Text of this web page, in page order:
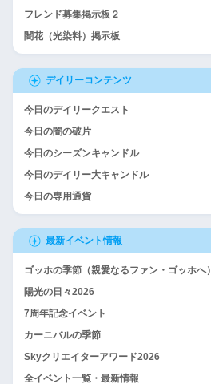
フレンド募集掲示板２
闇花（光染料）掲示板
デイリーコンテンツ
今日のデイリークエスト
今日の闇の破片
今日のシーズンキャンドル
今日のデイリー大キャンドル
今日の専用通貨
最新イベント情報
ゴッホの季節（親愛なるファン・ゴッホへ）
陽光の日々2026
7周年記念イベント
カーニバルの季節
Skyクリエイターアワード2026
全イベント一覧・最新情報